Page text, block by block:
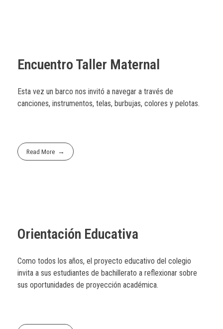
Encuentro Taller Maternal
Esta vez un barco nos invitó a navegar a través de
canciones, instrumentos, telas, burbujas, colores y pelotas.
Read More
Orientación Educativa
Como todos los años, el proyecto educativo del colegio
invita a sus estudiantes de bachillerato a reflexionar sobre
sus oportunidades de proyección académica.